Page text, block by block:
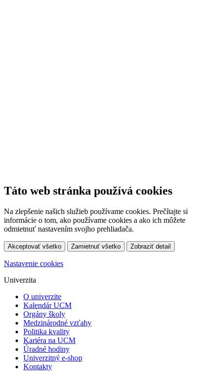
Táto web stránka používá cookies
Na zlepšenie našich služieb používame cookies. Prečítajte si
informácie o tom, ako používame cookies a ako ich môžete
odmietnuť nastavením svojho prehliadača.
Akceptovať všetko Zamietnuť všetko Zobraziť detail
Nastavenie cookies
Univerzita
O univerzite
Kalendár UCM
Orgány školy
Medzinárodné vzťahy
Politika kvality
Kariéra na UCM
Úradné hodiny
Univerzitný e-shop
Kontakty